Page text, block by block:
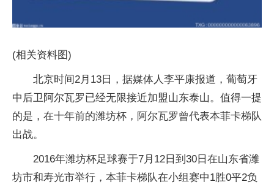
(相关资料图)
北京时间2月13日，据媒体人李平康报道，葡萄牙
中后卫阿尔瓦罗已经无限接近加盟山东泰山。值得一提
的是，在十年前的潍坊杯，阿尔瓦罗曾代表本菲卡梯队
出战。
2016年潍坊杯足球赛于7月12日到30日在山东省潍
坊市和寿光市举行，本菲卡梯队在小组赛中1胜0平2负